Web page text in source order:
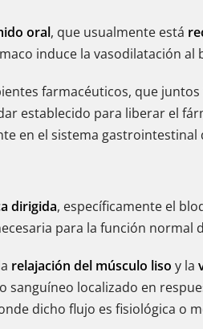
oral, que usualmente está
induce la vasodilatación al
farmacéuticos, que
establecido para liberar el
en el sistema gastrointestinal
dirigida, específicamente el
para la función normal
relajación del músculo liso y la
sanguíneo localizado en
dicho flujo es fisiológica o